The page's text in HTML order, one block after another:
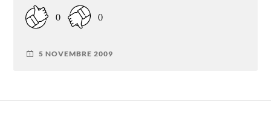
0 0
5 NOVEMBRE 2009